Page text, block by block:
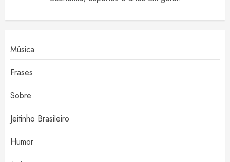
Música
Frases
Sobre
Jeitinho Brasileiro
Humor